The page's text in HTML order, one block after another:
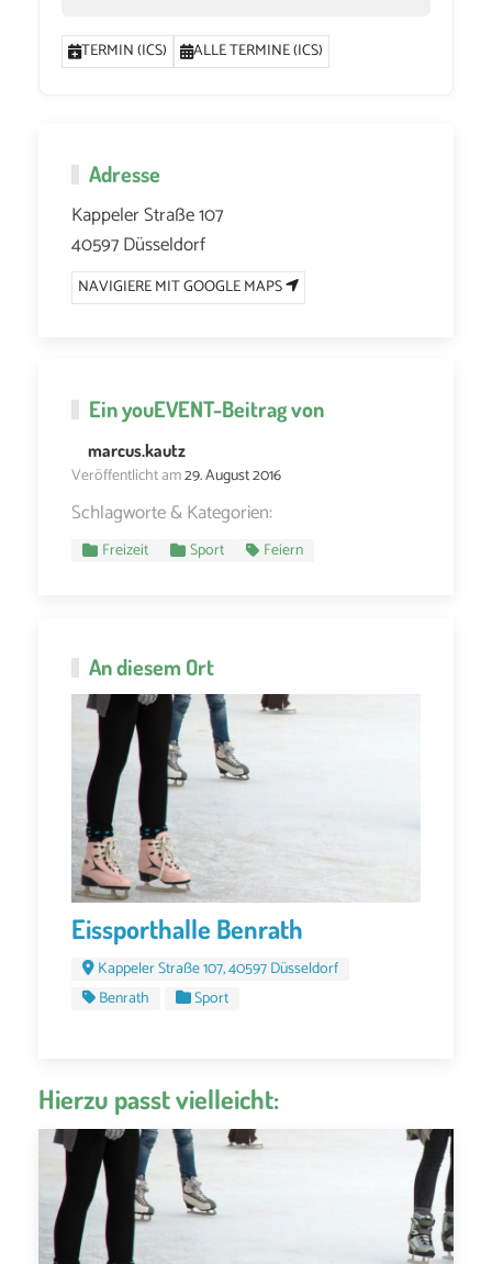
TERMIN (ICS) ALLE TERMINE (ICS)
Adresse
Kappeler Straße 107
40597 Düsseldorf
NAVIGIERE MIT GOOGLE MAPS
EinyouEVENT-Beitrag von
marcus.kautz
Veröffentlicht am29. August 2016
Schlagworte & Kategorien:
Freizeit Sport Feiern
An diesem Ort
Eissporthalle Benrath
Kappeler Straße 107, 40597 Düsseldorf
Benrath
Sport
Hierzu passt vielleicht: